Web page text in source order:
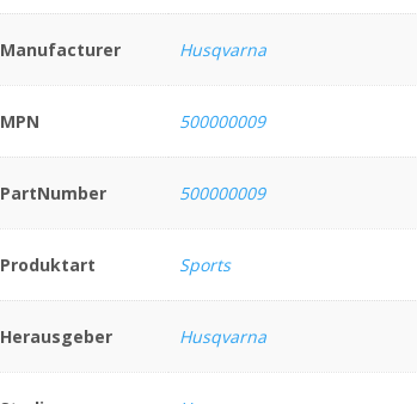
Manufacturer Husqvarna
MPN 500000009
PartNumber 500000009
Produktart Sports
Herausgeber Husqvarna